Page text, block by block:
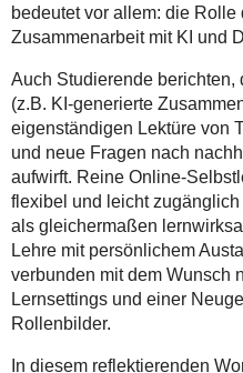
bedeutet vor allem: die Rolle
Zusammenarbeit mit KI und
Auch Studierende berichten,
(z.B. KI-generierte
eigenständigen Lektüre von
und neue Fragen nach
aufwirft. Reine Online-
flexibel und leicht
als gleichermaßen
Lehre mit persönlichem
verbunden mit dem Wunsch
Lernsettings und einer
Rollenbilder.
In diesem reflektierenden